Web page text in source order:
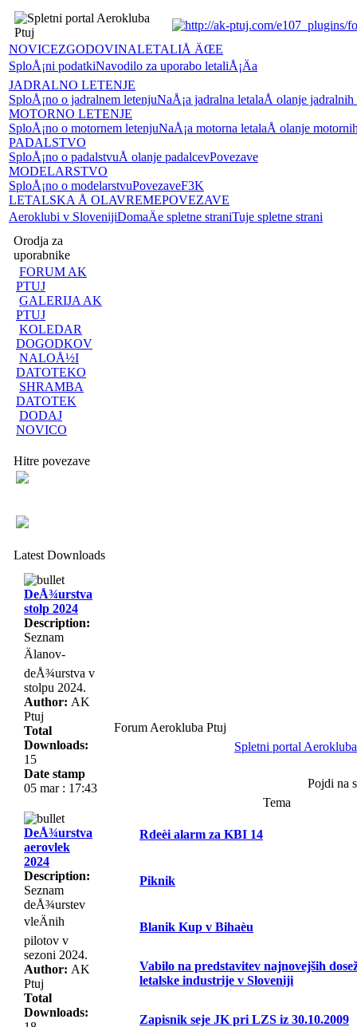
NOVICEZGODOVINALETALIÅ ÄŒE
SploÅ¡ni podatkiNavodilo za uporabo letaliÅ¡Äa
JADRALNO LETENJE
SploÅ¡no o jadralnem letenjuNaÅ¡a jadralna letalaÅ olanje
MOTORNO LETENJE
SploÅ¡no o motornem letenjuNaÅ¡a motorna letalaÅ olanje
PADALSTVO
SploÅ¡no o padalstvuÅ olanje padalcevPovezave
MODELARSTVO
SploÅ¡no o modelarstvuPovezaveF3K
LETALSKA Å OLAVREMEPOVEZAVE
Aeroklubi v SlovenijiDomaÄe spletne straniTuje spletne strani
Orodja za
uporabnike
FORUM AK
PTUJ
GALERIJA AK
PTUJ
KOLEDAR
DOGODKOV
NALOÅ½I
DATOTEKO
SHRAMBA
DATOTEK
DODAJ
NOVICO
Hitre povezave
Latest Downloads
DeÅ¾urstva
stolp 2024
Description:
Seznam
Älanov-
deÅ¾urstva v
stolpu 2024.
Author: AK
Ptuj
Total
Downloads:
15
Date stamp
05 mar : 17:43
DeÅ¾urstva
aerovlek
2024
Description:
Seznam
deÅ¾urstev
vleÄnih
pilotov v
sezoni 2024.
Author: AK
Ptuj
Total
Downloads:
Forum Aerokluba Ptuj
Spletni portal
Pojdi na
Tema
Rdeèi alarm za KBI 14
Piknik
Blanik Kup v Bihaèu
Vabilo na predstavitev najnovejših
letalske industrije v Sloveniji
Zapisnik seje JK pri LZS iz 30.10.2009